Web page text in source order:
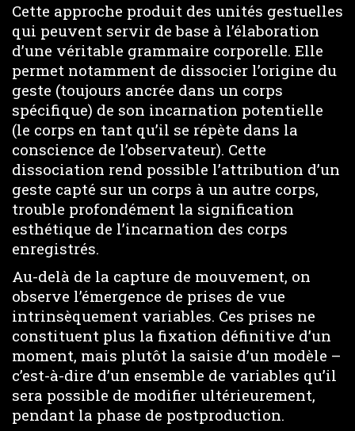
Cette approche produit des unités gestuelles
qui peuvent servir de base à l’élaboration
d’une véritable grammaire corporelle. Elle
permet notamment de dissocier l’origine du
geste (toujours ancrée dans un corps
spécifique) de son incarnation potentielle
(le corps en tant qu’il se répète dans la
conscience de l’observateur). Cette
dissociation rend possible l’attribution d’un
geste capté sur un corps à un autre corps,
trouble profondément la signification
esthétique de l’incarnation des corps
enregistrés.
Au-delà de la capture de mouvement, on
observe l’émergence de prises de vue
intrinsèquement variables. Ces prises ne
constituent plus la fixation définitive d’un
moment, mais plutôt la saisie d’un modèle –
c’est-à-dire d’un ensemble de variables qu’il
sera possible de modifier ultérieurement,
pendant la phase de postproduction.